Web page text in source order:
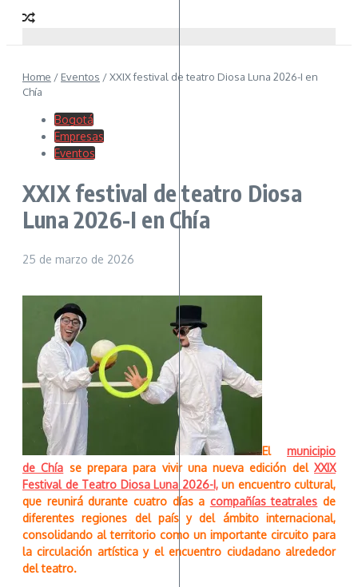
Home / Eventos /XXIX festival de teatro Diosa Luna 2026-I en
Chía
Bogotá
Empresas
Eventos
XXIX festival de teatro Diosa
Luna 2026-I en Chía
25 de marzo de 2026
El municipio
de Chía se prepara para vivir una nueva edición delXXIX
Festival de Teatro Diosa Luna 2026-I,un encuentro cultural,
que reunirá durante cuatro días a compañías teatrales de
diferentes regiones del país y del ámbito internacional,
consolidando al territorio como un importante circuito para
la circulación artística y el encuentro ciudadano alrededor
del teatro.